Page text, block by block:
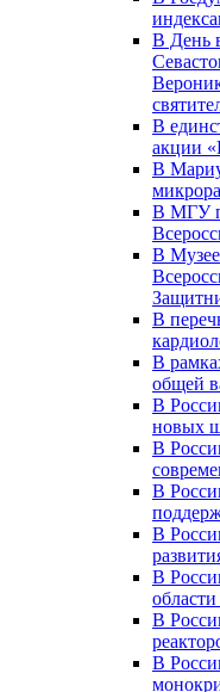
В День
В
акции
В
В МГУ
В
В
В
общей
В
новых
В
В
В
В
В
В